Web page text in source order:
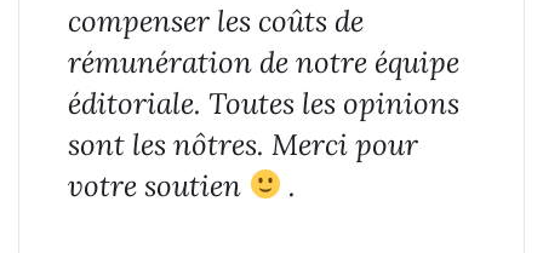
compenser les coûts de
rémunération de notre équipe
éditoriale. Toutes les opinions
sont les nôtres. Merci pour
votre soutien
.